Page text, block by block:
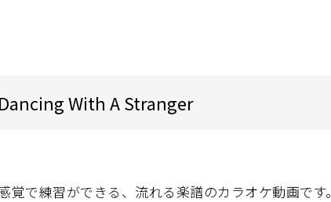
With A Stranger
で練習ができる、流れる楽譜のカラオケ動画です。